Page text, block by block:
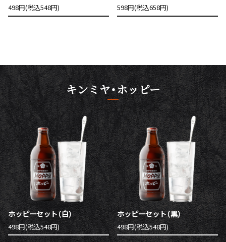
498円(税込548円) 598円(税込658円)
キンミヤ・ホッピー
ホッピーセット（白）
498円(税込548円)
ホッピーセット（黒）
498円(税込548円)